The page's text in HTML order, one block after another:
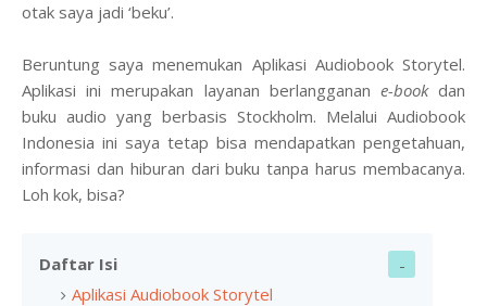
otak saya jadi ‘beku’.
Beruntung saya menemukan Aplikasi Audiobook Storytel.
Aplikasi ini merupakan layanan berlangganan e-bookdan
buku audio yang berbasis Stockholm. Melalui Audiobook
Indonesia ini saya tetap bisa mendapatkan pengetahuan,
informasi dan hiburan dari buku tanpa harus membacanya.
Loh kok, bisa?
Daftar Isi
Aplikasi Audiobook Storytel